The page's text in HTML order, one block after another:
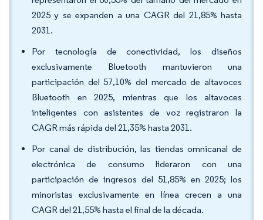
2025 y se expanden a una CAGR del 21,85% hasta
2031.
Por tecnología de conectividad, los diseños
exclusivamente Bluetooth mantuvieron una
participación del 57,10% del mercado de altavoces
Bluetooth en 2025, mientras que los altavoces
inteligentes con asistentes de voz registraron la
CAGR más rápida del 21,35% hasta 2031.
Por canal de distribución, las tiendas omnicanal de
electrónica de consumo lideraron con una
participación de ingresos del 51,85% en 2025; los
minoristas exclusivamente en línea crecen a una
CAGR del 21,55% hasta el final de la década.